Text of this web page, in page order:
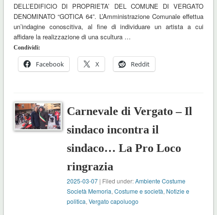
DELL’EDIFICIO DI PROPRIETA’ DEL COMUNE DI VERGATO
DENOMINATO “GOTICA 64”. L’Amministrazione Comunale effettua
un’indagine conoscitiva, al fine di individuare un artista a cui
affidare la realizzazione di una scultura …
Condividi:
Facebook X Reddit
Carnevale di Vergato – Il
sindaco incontra il
sindaco… La Pro Loco
ringrazia
2025-03-07 | Filed under:Ambiente Costume
Società Memoria,Costume e società, Notizie e
politica,Vergato capoluogo